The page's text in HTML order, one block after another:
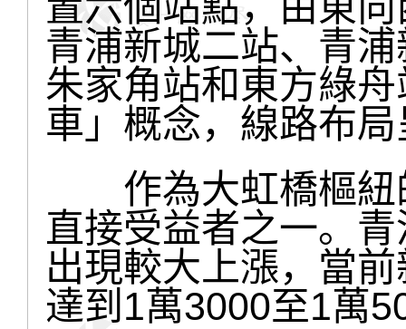
青浦新城二站、青
朱家角站和東方綠
車」概念，線路布
作為大虹橋樞紐
直接受益者之一。
出現較大上漲，當
達到1萬3000至1萬